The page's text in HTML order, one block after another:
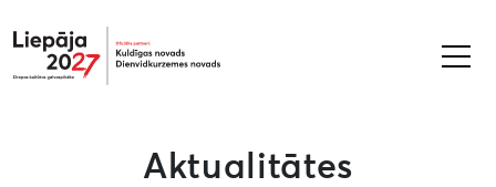
Liepāja2027
Aktualitātes